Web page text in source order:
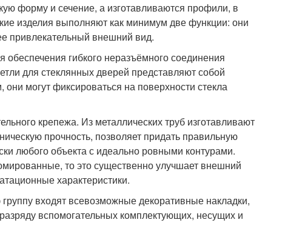
форму и сечение, а изготавливаются профили, в
изделия выполняют как минимум две функции: они
привлекательный внешний вид.
гибкого неразъёмного соединения
для стеклянных дверей представляют собой
могут фиксироваться на поверхности стекла
крепежа. Из металлических труб изготавливают
прочность, позволяет придать правильную
любого объекта с идеально ровными контурами.
то это существенно улучшает внешний
характеристики.
входят всевозможные декоративные накладки,
вспомогательных комплектующих, несущих и